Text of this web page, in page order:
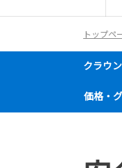
トップペ
クラウ
価格・